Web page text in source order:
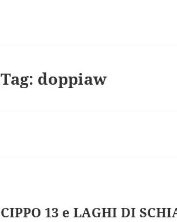
Tag: doppiaw
CIPPO 13 e LAGHI DI